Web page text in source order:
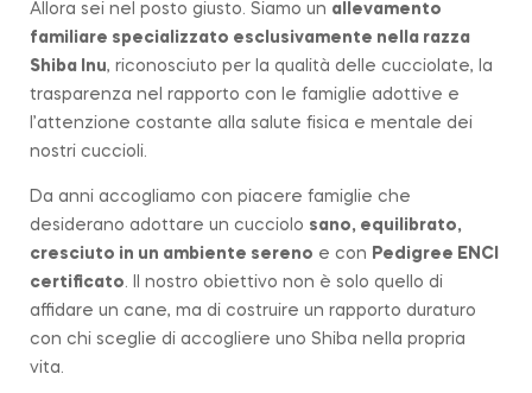
Allora sei nel posto giusto. Siamo un allevamento
familiare specializzato esclusivamente nella razza
Shiba Inu, riconosciuto per la qualità delle cucciolate, la
trasparenza nel rapporto con le famiglie adottive e
l’attenzione costante alla salute fisica e mentale dei
nostri cuccioli.
Da anni accogliamo con piacere famiglie che
desiderano adottare un cucciolo sano, equilibrato,
cresciuto in un ambiente sereno e con Pedigree ENCI
certificato. Il nostro obiettivo non è solo quello di
affidare un cane, ma di costruire un rapporto duraturo
con chi sceglie di accogliere uno Shiba nella propria
vita.